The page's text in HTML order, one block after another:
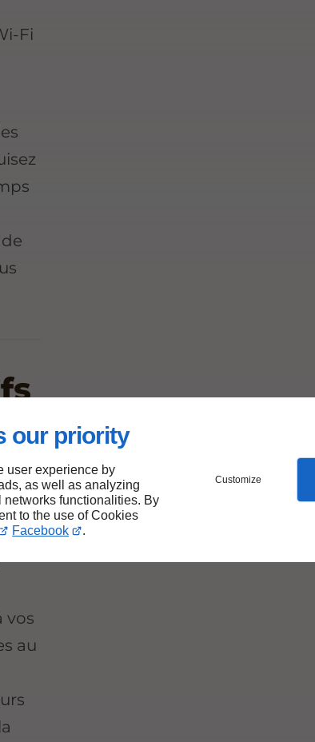
our priority
user experience by
as well as analyzing
functionalities. By
to the use of Cookies
Facebook .
Customize
Fi
vos
au